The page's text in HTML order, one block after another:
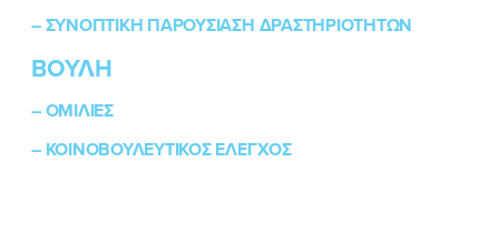
ΕΚΔΗΛΩΣΕΙΣ
ΝΕΑ
ΕΛΑ ΚΙ ΕΣΥ
–ΣΥΝΟΠΤΙΚΗ ΠΑΡΟΥΣΙΑΣΗ ΔΡΑΣΤΗΡΙΟΤΗΤΩΝ
ΒΟΥΛΗ
–ΟΜΙΛΙΕΣ
– ΚΟΙΝΟΒΟΥΛΕΥΤΙΚΟΣ ΕΛΕΓΧΟΣ